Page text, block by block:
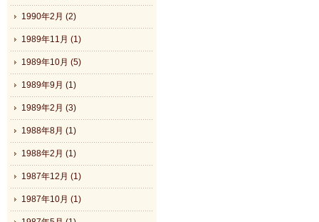
1990年2月 (2)
1989年11月 (1)
1989年10月 (5)
1989年9月 (1)
1989年2月 (3)
1988年8月 (1)
1988年2月 (1)
1987年12月 (1)
1987年10月 (1)